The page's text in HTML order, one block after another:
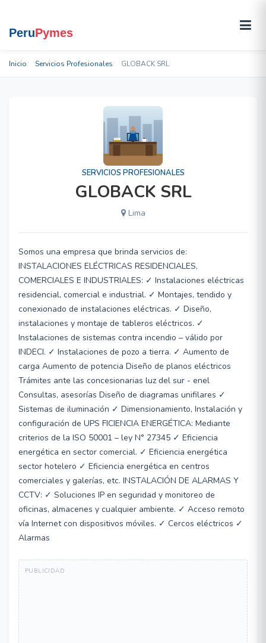
Inicio Servicios Profesionales GLOBACK SRL
SERVICIOS PROFESIONALES
GLOBACK SRL
Lima
Somos una empresa que brinda servicios de:
INSTALACIONES ELÉCTRICAS RESIDENCIALES,
COMERCIALES E INDUSTRIALES: ✓ Instalaciones eléctricas
residencial, comercial e industrial. ✓ Montajes, tendido y
conexionado de instalaciones eléctricas. ✓ Diseño,
instalaciones y montaje de tableros eléctricos. ✓
Instalaciones de sistemas contra incendio – válido por
INDECI. ✓ Instalaciones de pozo a tierra. ✓ Aumento de
carga Aumento de potencia Diseño de planos eléctricos
Trámites ante las concesionarias luz del sur - enel
Consultas, asesorías Diseño de diagramas unifilares ✓
Sistemas de iluminación ✓ Dimensionamiento, Instalación y
configuración de UPS FICIENCIA ENERGÉTICA: Mediante
criterios de la ISO 50001 – ley N° 27345 ✓ Eficiencia
energética en sector comercial. ✓ Eficiencia energética
sector hotelero ✓ Eficiencia energética en centros
comerciales y galerías, etc. INSTALACIÓN DE ALARMAS Y
CCTV: ✓ Soluciones IP en seguridad y monitoreo de
oficinas, almacenes y cualquier ambiente. ✓ Acceso remoto
vía Internet con dispositivos móviles. ✓ Cercos eléctricos ✓
Alarmas